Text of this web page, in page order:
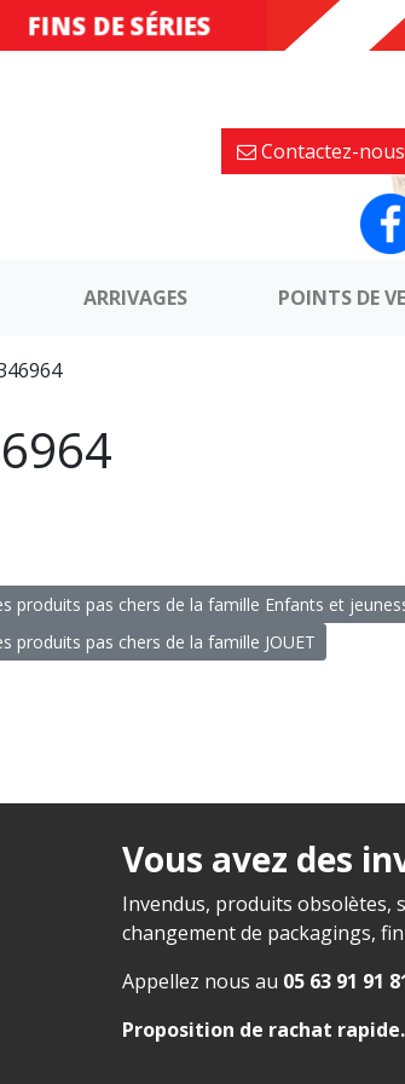
DESTOCKAGE
FINS DE SÉRIES
Contactez-nous
ARRIVAGES POINTS DE
produits pas chers de la famille Enfants et
produits pas chers de la famille JOUET
Vous avez des
Invendus, produits obsolètes,
changement de packagings,
Appellez nous au 05 63 91 91
Proposition de rachat rapide.